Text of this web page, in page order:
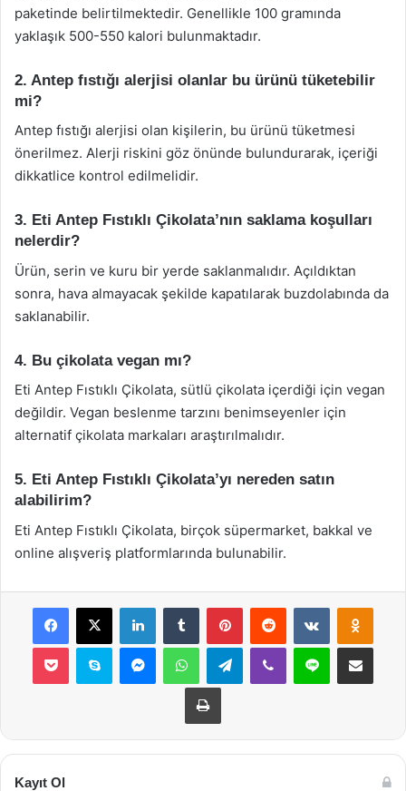
paketinde belirtilmektedir. Genellikle 100 gramında
yaklaşık 500-550 kalori bulunmaktadır.
2. Antep fıstığı alerjisi olanlar bu ürünü tüketebilir
mi?
Antep fıstığı alerjisi olan kişilerin, bu ürünü tüketmesi
önerilmez. Alerji riskini göz önünde bulundurarak, içeriği
dikkatlice kontrol edilmelidir.
3. Eti Antep Fıstıklı Çikolata’nın saklama koşulları
nelerdir?
Ürün, serin ve kuru bir yerde saklanmalıdır. Açıldıktan
sonra, hava almayacak şekilde kapatılarak buzdolabında da
saklanabilir.
4. Bu çikolata vegan mı?
Eti Antep Fıstıklı Çikolata, sütlü çikolata içerdiği için vegan
değildir. Vegan beslenme tarzını benimseyenler için
alternatif çikolata markaları araştırılmalıdır.
5. Eti Antep Fıstıklı Çikolata’yı nereden satın
alabilirim?
Eti Antep Fıstıklı Çikolata, birçok süpermarket, bakkal ve
online alışveriş platformlarında bulunabilir.
Facebook
X LinkedInTumblr PinterestReddit VKontakte
Pocket Skype MessengerWhatsAppTelegramViber Line E-Posta ile
Yazdır
Kayıt Ol